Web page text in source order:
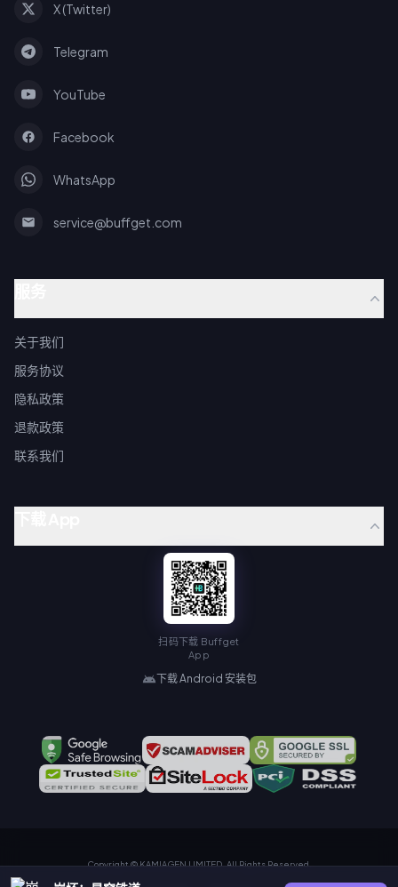
X (Twitter)
Telegram
YouTube
Facebook
WhatsApp
service@buffget.com
关于我们
服务协议
隐私政策
退款政策
联系我们
扫码下载 Buffget
App
下载 Android 安装包
Copyright © KAMIAGEN LIMITED. All Rights Reserved.